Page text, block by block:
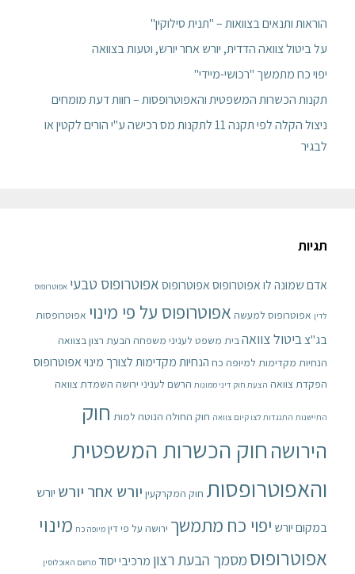
הוראות ותנאים בצוואות – "תנית סילוקין"
על ביטול צוואה הדדית, יורש אחר יורש, וטעות בצוואה
יפוי כח מתמשך "רכושי-מיידי"
תקנות הכשרות המשפטית והאפוטרופסות – חוות דעת מומחים
ניצול הקלה לפי תקנה 11 לתקנות מס רכישה ע"י הורים לקטין או
לבגיר
תגיות
אדם שמונה לו אפוטרופוסאפוטרופוסאפוטרופוס טבעי אפוטרופוס
לדין אפוטרופוס למעשה אפוטרופוס על פי מינוי אפוטרופסות
בג"צביטול צוואהבית משפט לעניני משפחה הבעת רצון בצוואה
הנחיות מקדימות למיופה כח הנחיות מקדימות לצורך מינוי אפוטרופוס
הפקדת צוואה הצעת חוק דיני ממונות הרשם לעניני ירושה השמדת צוואה
התיישנות התנגדות לצו קיום צוואה חוק החולה הנוטה למות חוק
הירושהחוק הכשרות המשפטית
והאפוטרופסות חוק המקרקעין יורש אחר יורש יורש
במקום יורש יפוי כח מתמשך ירושה על פי דין מיופה כח מינוי
אפוטרופוס מסמך הבעת רצון מרכיבי יסוד מרשם האוכלוסין